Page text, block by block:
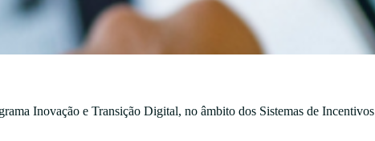
Inovação e Transição Digital, no âmbito dos Sistemas de Incentivos